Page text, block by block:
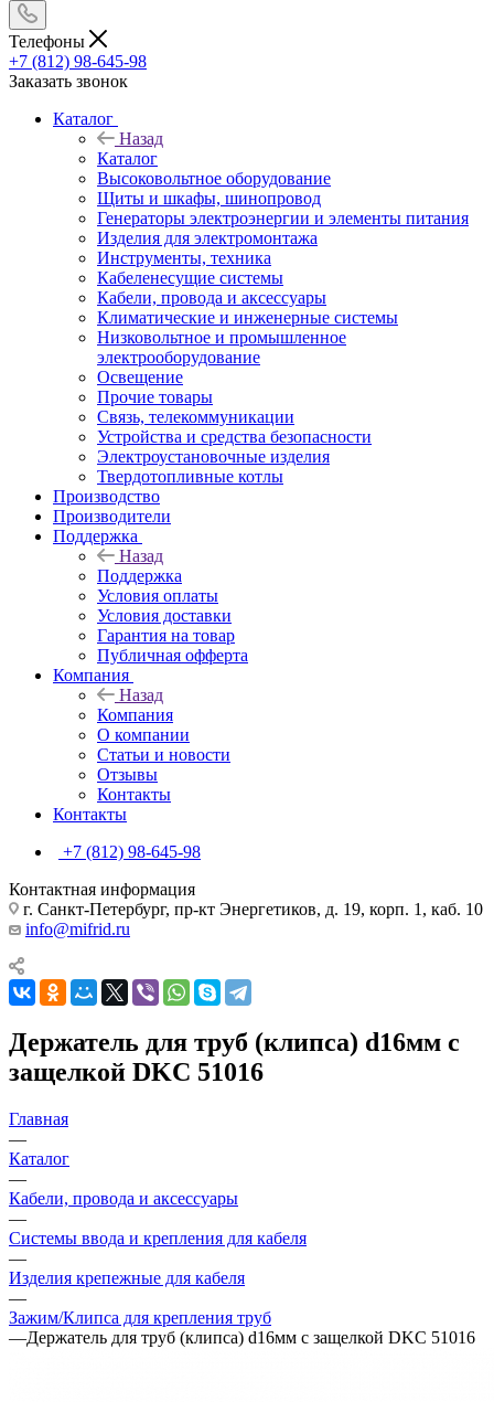
Телефоны
+7 (812) 98-645-98
Заказать звонок
Каталог
Назад
Каталог
Высоковольтное оборудование
Щиты и шкафы, шинопровод
Генераторы электроэнергии и элементы питания
Изделия для электромонтажа
Инструменты, техника
Кабеленесущие системы
Кабели, провода и аксессуары
Климатические и инженерные системы
Низковольтное и промышленное
электрооборудование
Освещение
Прочие товары
Связь, телекоммуникации
Устройства и средства безопасности
Электроустановочные изделия
Твердотопливные котлы
Производство
Производители
Поддержка
Назад
Поддержка
Условия оплаты
Условия доставки
Гарантия на товар
Публичная офферта
Компания
Назад
Компания
О компании
Статьи и новости
Отзывы
Контакты
Контакты
+7 (812) 98-645-98
Контактная информация
г. Санкт-Петербург, пр-кт Энергетиков, д. 19, корп. 1, каб. 10
info@mifrid.ru
Держатель для труб (клипса) d16мм с
защелкой DKC 51016
Главная
—
Каталог
—
Кабели, провода и аксессуары
—
Системы ввода и крепления для кабеля
—
Изделия крепежные для кабеля
—
Зажим/Клипса для крепления труб
—Держатель для труб (клипса) d16мм с защелкой DKC 51016